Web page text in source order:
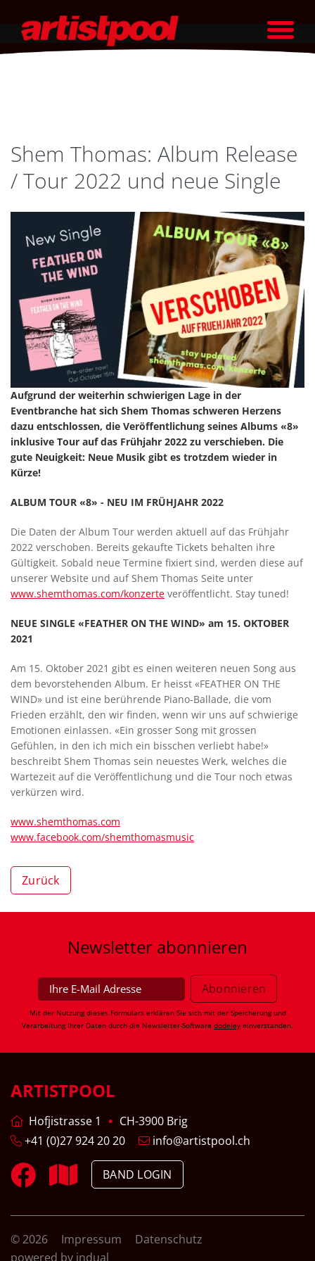
Shem Thomas: Album Release
/ Tour 2022 und neue Single
Aufgrund der weiterhin schwierigen Lage in der
Eventbranche hat sich Shem Thomas schweren Herzens
dazu entschlossen, die Veröffentlichung seines Albums «8»
inklusive Tour auf das Frühjahr 2022 zu verschieben. Die
gute Neuigkeit: Neue Musik gibt es trotzdem wieder in
Kürze!
ALBUM TOUR «8» - NEU IM FRÜHJAHR 2022
Die Daten der Album Tour werden aktuell auf das Frühjahr
2022 verschoben. Bereits gekaufte Tickets behalten ihre
Gültigkeit. Sobald neue Termine fixiert sind, werden diese auf
unserer Website und auf Shem Thomas Seite unter
www.shemthomas.com/konzerte veröffentlicht. Stay tuned!
NEUE SINGLE «FEATHER ON THE WIND» am 15. OKTOBER
2021
Am 15. Oktober 2021 gibt es einen weiteren neuen Song aus
dem bevorstehenden Album. Er heisst «FEATHER ON THE
WIND» und ist eine berührende Piano-Ballade, die vom
Frieden erzählt, den wir finden, wenn wir uns auf schwierige
Emotionen einlassen. «Ein grosser Song mit grossen
Gefühlen, in den ich mich ein bisschen verliebt habe!»
beschreibt Shem Thomas sein neuestes Werk, welches die
Wartezeit auf die Veröffentlichung und die Tour noch etwas
verkürzen wird.
www.shemthomas.com
www.facebook.com/shemthomasmusic
Zurück
Newsletter abonnieren
Mit der Nutzung dieses Formulars erklären Sie sich mit der Speicherung und
Verarbeitung Ihrer Daten durch die Newsletter-Software dodeley einverstanden.
ARTISTPOOL
Hofjistrasse 1
CH-3900 Brig
+41 (0)27 924 20 20
info@artistpool.ch
BAND LOGIN
© 2026 Impressum
Datenschutz
powered by indual